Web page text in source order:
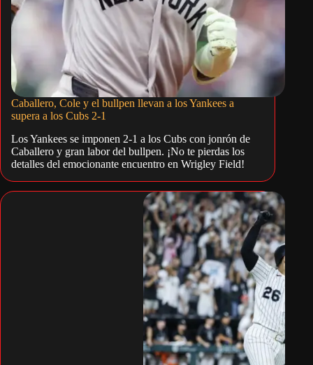
Caballero, Cole y el bullpen llevan a los Yankees a
supera a los Cubs 2-1
Los Yankees se imponen 2-1 a los Cubs con jonrón de
Caballero y gran labor del bullpen. ¡No te pierdas los
detalles del emocionante encuentro en Wrigley Field!